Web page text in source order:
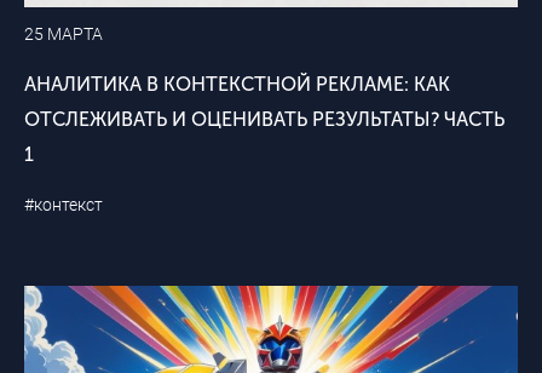
25 МАРТА
АНАЛИТИКА В КОНТЕКСТНОЙ РЕКЛАМЕ: КАК
ОТСЛЕЖИВАТЬ И ОЦЕНИВАТЬ РЕЗУЛЬТАТЫ? ЧАСТЬ
1
#контекст